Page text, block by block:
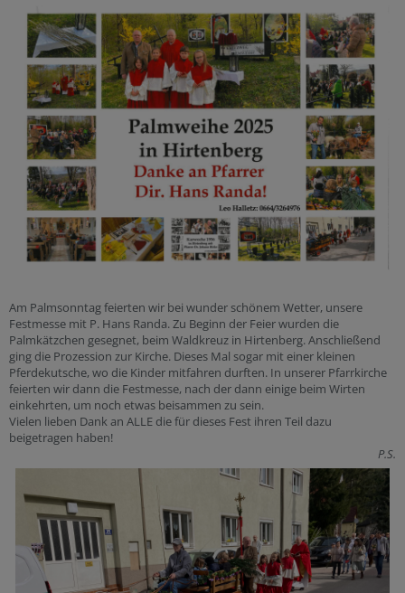
Am Palmsonntag feierten wir bei wunder schönem Wetter, unsere
Festmesse mit P. Hans Randa. Zu Beginn der Feier wurden die
Palmkätzchen gesegnet, beim Waldkreuz in Hirtenberg. Anschließend
ging die Prozession zur Kirche. Dieses Mal sogar mit einer kleinen
Pferdekutsche, wo die Kinder mitfahren durften. In unserer Pfarrkirche
feierten wir dann die Festmesse, nach der dann einige beim Wirten
einkehrten, um noch etwas beisammen zu sein.
Vielen lieben Dank an ALLE die für dieses Fest ihren Teil dazu
beigetragen haben!
P.S.